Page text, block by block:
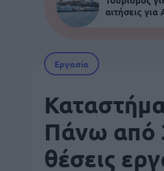
αιτήσεις
Εργασία
Πάνω από
θέσεις